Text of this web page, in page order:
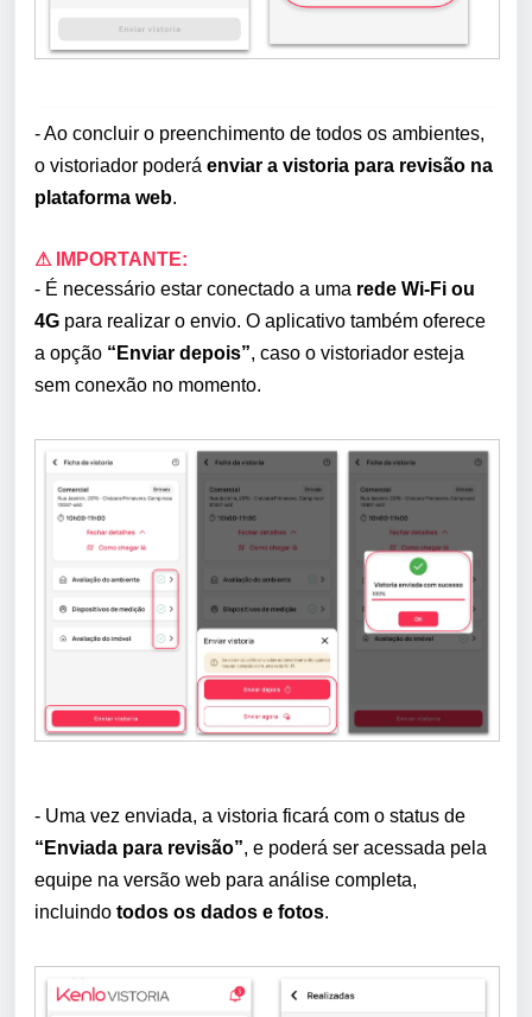
- Ao concluir o preenchimento de todos os ambientes,
o vistoriador poderá enviar a vistoria para revisão na
plataforma web.
⚠ IMPORTANTE:
- É necessário estar conectado a uma rede Wi-Fi ou
4G para realizar o envio. O aplicativo também oferece
a opção “Enviar depois”, caso o vistoriador esteja
sem conexão no momento.
- Uma vez enviada, a vistoria ficará com o status de
“Enviada para revisão”, e poderá ser acessada pela
equipe na versão web para análise completa,
incluindo todos os dados e fotos.